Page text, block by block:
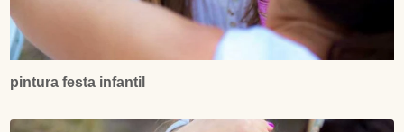
pintura festa infantil